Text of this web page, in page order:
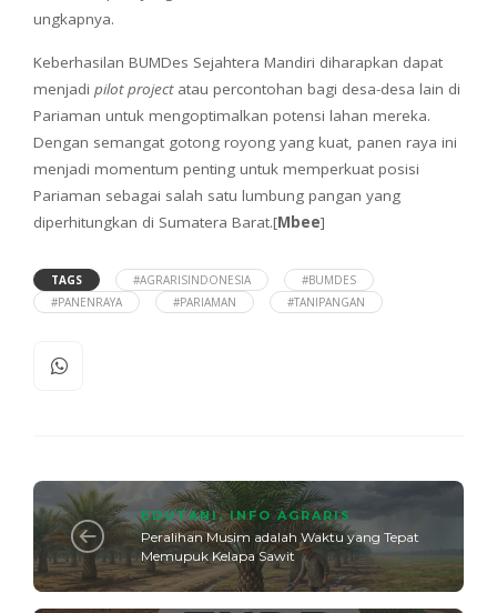
ungkapnya.
Keberhasilan BUMDes Sejahtera Mandiri diharapkan dapat
menjadi pilot projectatau percontohan bagi desa-desa lain di
Pariaman untuk mengoptimalkan potensi lahan mereka.
Dengan semangat gotong royong yang kuat, panen raya ini
menjadi momentum penting untuk memperkuat posisi
Pariaman sebagai salah satu lumbung pangan yang
diperhitungkan di Sumatera Barat.[Mbee]
TAGS #AGRARISINDONESIA
#BUMDES
#PANENRAYA
#PARIAMAN #TANIPANGAN
EDUTANI,INFO AGRARIS
Peralihan Musim adalah Waktu yang Tepat
Memupuk Kelapa Sawit